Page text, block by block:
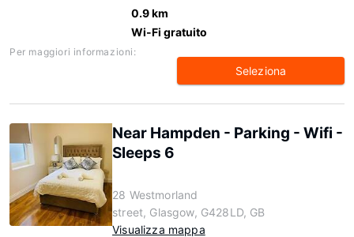
0.9 km
Wi-Fi gratuito
Per maggiori informazioni:
Seleziona
Near Hampden - Parking - Wifi -
Sleeps 6
28 Westmorland
street, Glasgow, G428LD, GB
Visualizza mappa